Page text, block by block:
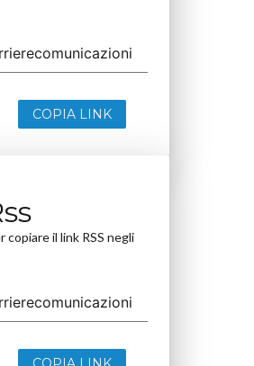
COPIA LINK
copiare il link RSS negli